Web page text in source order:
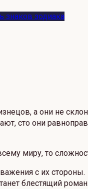
знаков зодиака
а они не
сто они
миру, то
с их стороны.
блестящий роман.